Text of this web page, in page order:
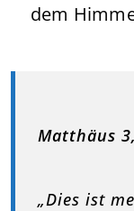
dem
Matthäus
„Dies ist